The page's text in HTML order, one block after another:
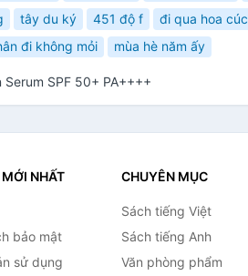
tây du ký 451 độ f đi qua hoa cúc
đi không mỏi mùa hè năm ấy
SPF 50+ PA++++
NHẤT
bảo mật
sử dụng
CHUYÊN MỤC
Sách tiếng Việt
Sách tiếng Anh
Văn phòng phẩm